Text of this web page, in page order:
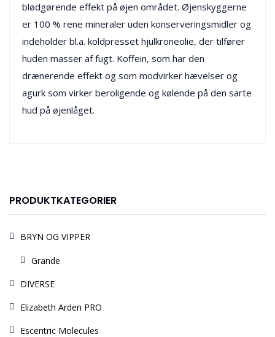
blødgørende effekt på øjen området. Øjenskyggerne
er 100 % rene mineraler uden konserveringsmidler og
indeholder bl.a. koldpresset hjulkroneolie, der tilfører
huden masser af fugt. Koffein, som har den
drænerende effekt og som modvirker hævelser og
agurk som virker beroligende og kølende på den sarte
hud på øjenlåget.
PRODUKTKATEGORIER
BRYN OG VIPPER
Grande
DIVERSE
Elizabeth Arden PRO
Escentric Molecules